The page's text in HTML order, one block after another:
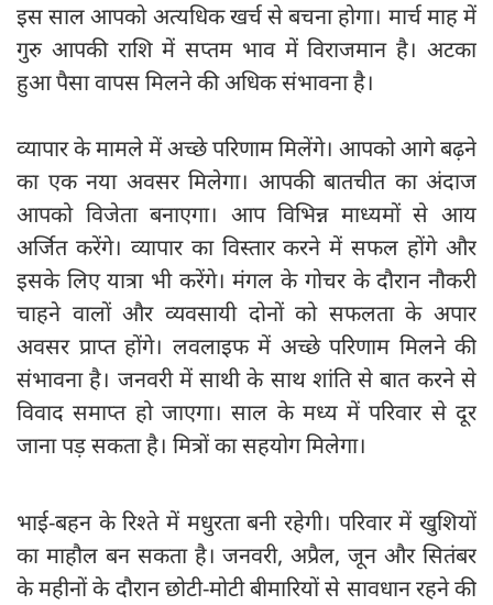
इस साल आपको अत्यधिक खर्च से बचना होगा। मार्च माह में
गुरु आपकी राशि में सप्तम भाव में विराजमान है। अटका
हुआ पैसा वापस मिलने की अधिक संभावना है।
व्यापार के मामले में अच्छे परिणाम मिलेंगे। आपको आगे बढ़ने
का एक नया अवसर मिलेगा। आपकी बातचीत का अंदाज
आपको विजेता बनाएगा। आप विभिन्न माध्यमों से आय
अर्जित करेंगे। व्यापार का विस्तार करने में सफल होंगे और
इसके लिए यात्रा भी करेंगे। मंगल के गोचर के दौरान नौकरी
चाहने वालों और व्यवसायी दोनों को सफलता के अपार
अवसर प्राप्त होंगे। लवलाइफ में अच्छे परिणाम मिलने की
संभावना है। जनवरी में साथी के साथ शांति से बात करने से
विवाद समाप्त हो जाएगा। साल के मध्य में परिवार से दूर
जाना पड़ सकता है। मित्रों का सहयोग मिलेगा।
भाई-बहन के रिश्ते में मधुरता बनी रहेगी। परिवार में खुशियों
का माहौल बन सकता है। जनवरी, अप्रैल, जून और सितंबर
के महीनों के दौरान छोटी-मोटी बीमारियों से सावधान रहने की